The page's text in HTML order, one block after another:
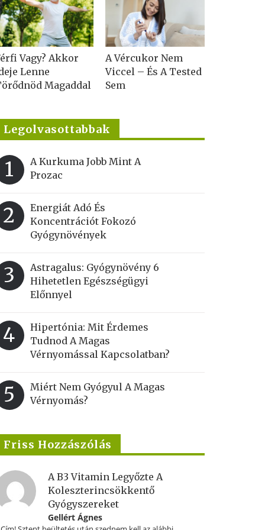
Vagy? Akkor
Lenne
Magaddal
A Vércukor Nem
Viccel – És A Tested
Sem
Legolvasottabbak
1
A Kurkuma Jobb Mint A
Prozac
2
Energiát Adó És
Koncentrációt Fokozó
Gyógynövények
3
Astragalus: Gyógynövény 6
Hihetetlen Egészségügyi
Előnnyel
4
Hipertónia: Mit Érdemes
Tudnod A Magas
Vérnyomással Kapcsolatban?
5
Miért Nem Gyógyul A Magas
Vérnyomás?
Friss Hozzászólás
A B3 Vitamin Legyőzte A
Koleszterincsökkentő
Gyógyszereket
Gellért Ágnes